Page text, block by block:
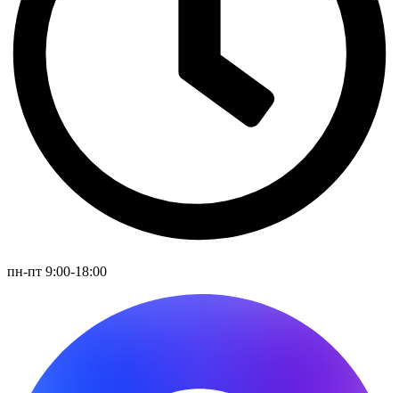
пн-пт 9:00-18:00